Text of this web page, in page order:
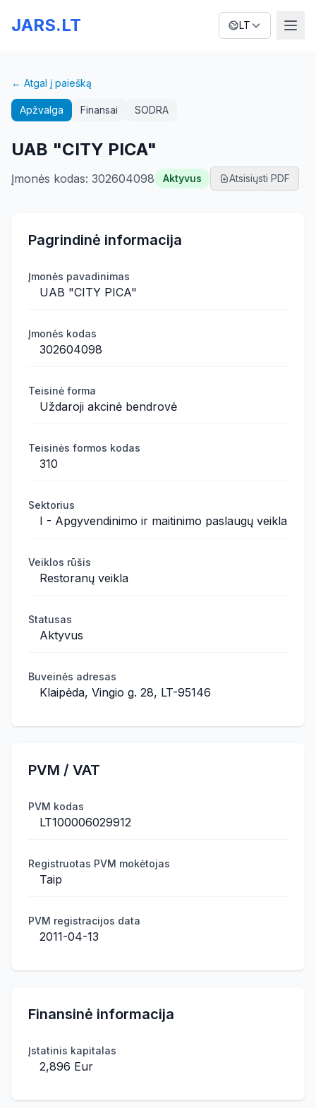
JARS.LT LT
← Atgal į paiešką
Apžvalga Finansai SODRA
UAB "CITY PICA"
Įmonės kodas: 302604098 Aktyvus Atsisiųsti PDF
Pagrindinė informacija
Įmonės pavadinimas
UAB "CITY PICA"
Įmonės kodas
302604098
Teisinė forma
Uždaroji akcinė bendrovė
Teisinės formos kodas
310
Sektorius
I - Apgyvendinimo ir maitinimo paslaugų veikla
Veiklos rūšis
Restoranų veikla
Statusas
Aktyvus
Buveinės adresas
Klaipėda, Vingio g. 28, LT-95146
PVM / VAT
PVM kodas
LT100006029912
Registruotas PVM mokėtojas
Taip
PVM registracijos data
2011-04-13
Finansinė informacija
Įstatinis kapitalas
2,896 Eur